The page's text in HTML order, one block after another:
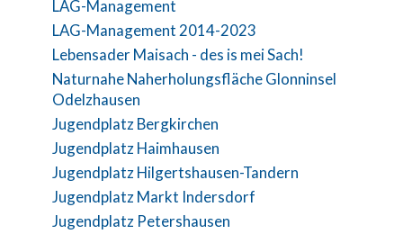
LAG-Management
LAG-Management 2014-2023
Lebensader Maisach - des is mei Sach!
Naturnahe Naherholungsfläche Glonninsel
Odelzhausen
Jugendplatz Bergkirchen
Jugendplatz Haimhausen
Jugendplatz Hilgertshausen-Tandern
Jugendplatz Markt Indersdorf
Jugendplatz Petershausen